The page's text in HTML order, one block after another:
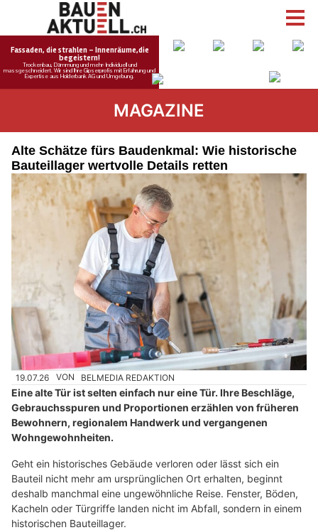
MAGAZINE
Alte Schätze fürs Baudenkmal: Wie historische
Bauteillager wertvolle Details retten
19.07.26 VON BELMEDIA REDAKTION
Eine alte Tür ist selten einfach nur eine Tür. Ihre Beschläge,
Gebrauchsspuren und Proportionen erzählen von früheren
Bewohnern, regionalem Handwerk und vergangenen
Wohngewohnheiten.
Geht ein historisches Gebäude verloren oder lässt sich ein
Bauteil nicht mehr am ursprünglichen Ort erhalten, beginnt
deshalb manchmal eine ungewöhnliche Reise. Fenster, Böden,
Kacheln oder Türgriffe landen nicht im Abfall, sondern in einem
historischen Bauteillager.